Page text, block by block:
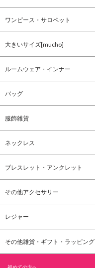
ワンピース・サロペット
大きいサイズ[mucho]
ルームウェア・インナー
バッグ
服飾雑貨
ネックレス
ブレスレット・アンクレット
その他アクセサリー
レジャー
その他雑貨・ギフト・ラッピング